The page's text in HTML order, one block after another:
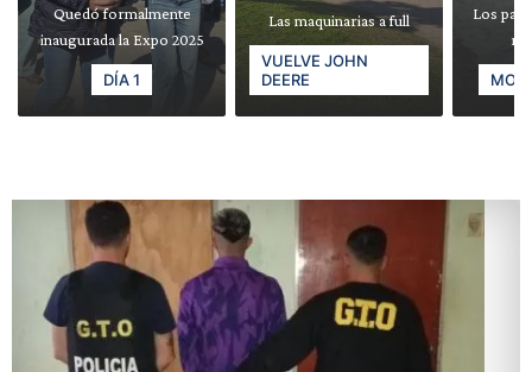
Quedó formalmente
inaugurada la Expo 2025
DÍA 1
Las maquinarias a full
VUELVE JOHN
DEERE
Los